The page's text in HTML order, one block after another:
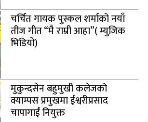
चर्चित गायक पुस्कल शर्माको नयाँ
तीज गीत “मै राम्री आहा”( म्युजिक
भिडियो)
मुकुन्दसेन बहुमुखी कलेजको
क्याम्पस प्रमुखमा ईश्वरीप्रसाद
चापागाईं नियुक्त